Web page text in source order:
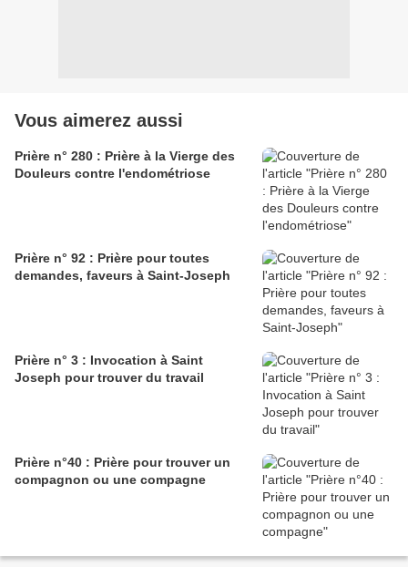
Vous aimerez aussi
Prière n° 280 : Prière à la Vierge des
Douleurs contre l'endométriose
Prière n° 92 : Prière pour toutes
demandes, faveurs à Saint-Joseph
Prière n° 3 : Invocation à Saint
Joseph pour trouver du travail
Prière n°40 : Prière pour trouver un
compagnon ou une compagne